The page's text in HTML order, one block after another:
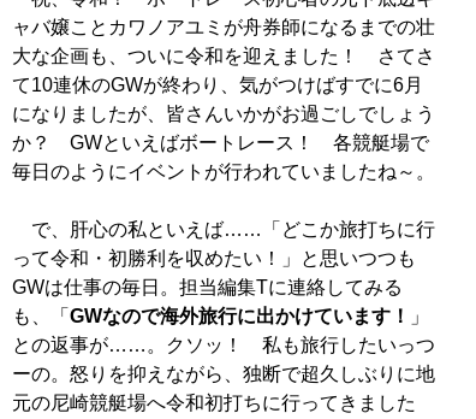
ャバ嬢ことカワノアユミが舟券師になるまでの壮
大な企画も、ついに令和を迎えました！ さてさ
て10連休のGWが終わり、気がつけばすでに6月
になりましたが、皆さんいかがお過ごしでしょう
か？ GWといえばボートレース！ 各競艇場で
毎日のようにイベントが行われていましたね～。
で、肝心の私といえば……「どこか旅打ちに行
って令和・初勝利を収めたい！」と思いつつも
GWは仕事の毎日。担当編集Tに連絡してみる
も、「 GWなので海外旅行に出かけています！
」
との返事が……。クソッ！ 私も旅行したいっつ
ーの。怒りを抑えながら、独断で超久しぶりに地
元の尼崎競艇場へ令和初打ちに行ってきました